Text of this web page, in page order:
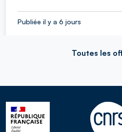
Publiée il y a 6 jours
Toutes les